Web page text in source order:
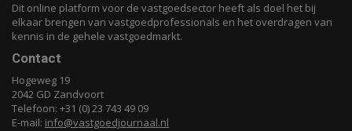
Dit online platform voor de vastgoedsector heeft als doel het bij
elkaar brengen van vastgoedprofessionals en het overdragen van
kennis in de gehele vastgoedmarkt.
Contact
Hogeweg 19
2042 GD Zandvoort
Telefoon: +31 (0) 23 743 49 09
E-mail: info@vastgoedjournaal.nl